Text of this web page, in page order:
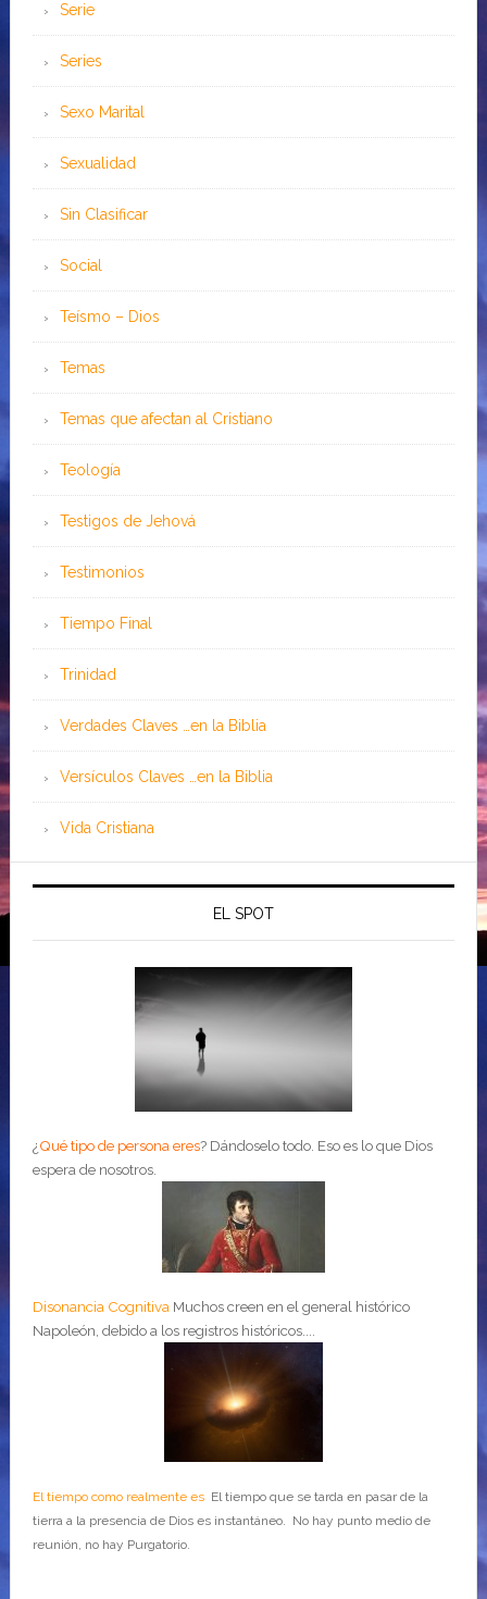
Serie
Series
Sexo Marital
Sexualidad
Sin Clasificar
Social
Teísmo – Dios
Temas
Temas que afectan al Cristiano
Teología
Testigos de Jehová
Testimonios
Tiempo Final
Trinidad
Verdades Claves …en la Biblia
Versículos Claves …en la Biblia
Vida Cristiana
EL SPOT
¿Qué tipo de persona eres? Dándoselo todo. Eso es lo que Dios
espera de nosotros.
Disonancia Cognitiva Muchos creen en el general histórico
Napoleón, debido a los registros históricos....
El tiempo como realmente esEl tiempo que se tarda en pasar de la
tierra a la presencia de Dios es instantáneo. No hay punto medio de
reunión, no hay Purgatorio.